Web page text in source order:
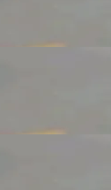
计划。其中，Dee
取镜像时会拒绝包
Linux 内核...
）投票中获得
Fluss 迈入新的发
其作为“AI版维基